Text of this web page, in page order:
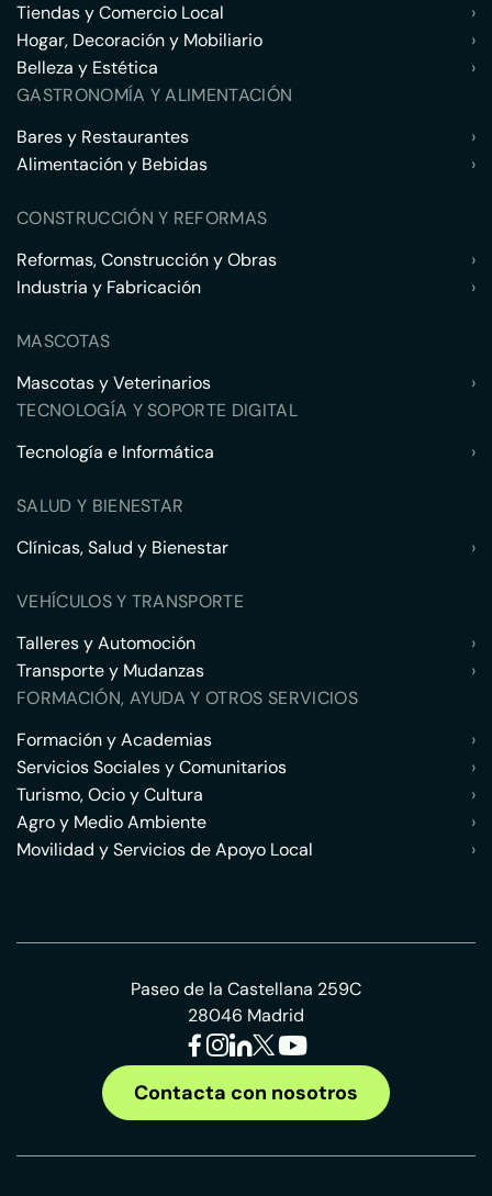
Tiendas y Comercio Local
›
Hogar, Decoración y Mobiliario
›
Belleza y Estética
›
GASTRONOMÍA Y ALIMENTACIÓN
Bares y Restaurantes
›
Alimentación y Bebidas
›
CONSTRUCCIÓN Y REFORMAS
Reformas, Construcción y Obras
›
Industria y Fabricación
›
MASCOTAS
Mascotas y Veterinarios
›
TECNOLOGÍA Y SOPORTE DIGITAL
Tecnología e Informática
›
SALUD Y BIENESTAR
Clínicas, Salud y Bienestar
›
VEHÍCULOS Y TRANSPORTE
Talleres y Automoción
›
Transporte y Mudanzas
›
FORMACIÓN, AYUDA Y OTROS SERVICIOS
Formación y Academias
›
Servicios Sociales y Comunitarios
›
Turismo, Ocio y Cultura
›
Agro y Medio Ambiente
›
Movilidad y Servicios de Apoyo Local
›
Paseo de la Castellana 259C
28046 Madrid
Contacta con nosotros